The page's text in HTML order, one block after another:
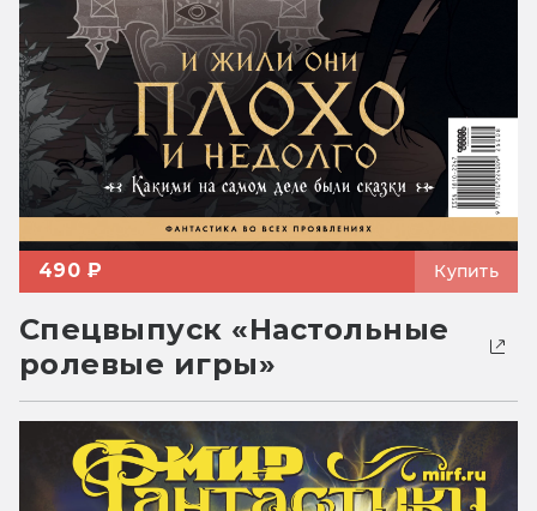
490 ₽ Купить
Спецвыпуск «Настольные
ролевые игры»